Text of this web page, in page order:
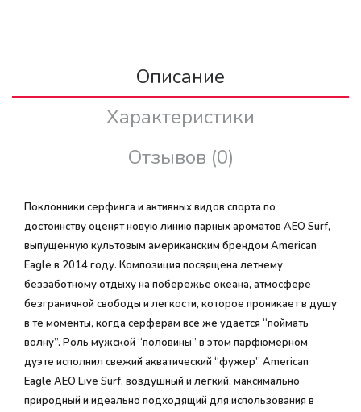
Описание
Характеристики
Отзывов (0)
Поклонники серфинга и активных видов спорта по
достоинству оценят новую линию парных ароматов AEO Surf,
выпущенную культовым американским брендом American
Eagle в 2014 году. Композиция посвящена летнему
беззаботному отдыху на побережье океана, атмосфере
безграничной свободы и легкости, которое проникает в душу
в те моменты, когда серферам все же удается “поймать
волну”. Роль мужской “половины” в этом парфюмерном
дуэте исполнил свежий акватический “фужер” American
Eagle AEO Live Surf, воздушный и легкий, максимально
природный и идеально подходящий для использования в